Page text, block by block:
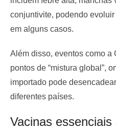
conjuntivite, podendo
em alguns casos.
Além disso, eventos como a
pontos de “mistura global”,
importado pode
diferentes países.
Vacinas